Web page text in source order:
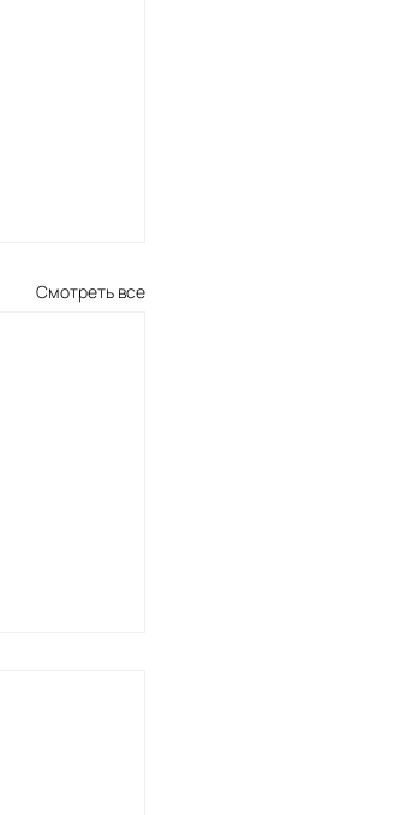
Смотреть все